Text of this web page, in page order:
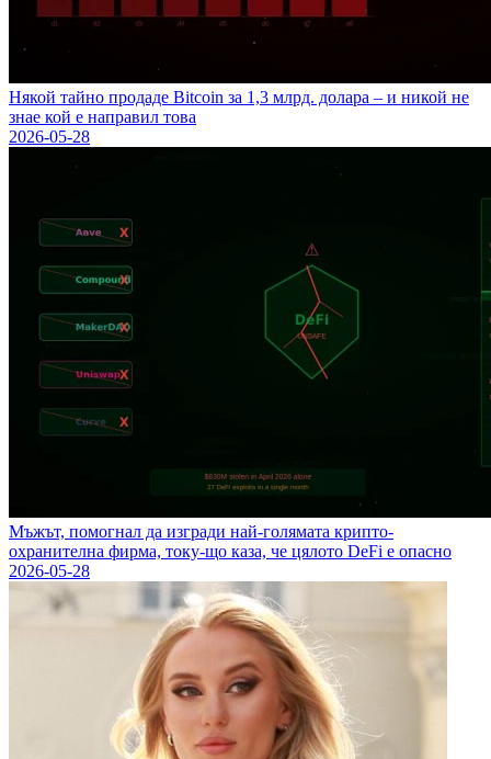
Някой тайно продаде Bitcoin за 1,3 млрд. долара – и никой не
знае кой е направил това
2026-05-28
Мъжът, помогнал да изгради най-голямата крипто-
охранителна фирма, току-що каза, че цялото DeFi е опасно
2026-05-28